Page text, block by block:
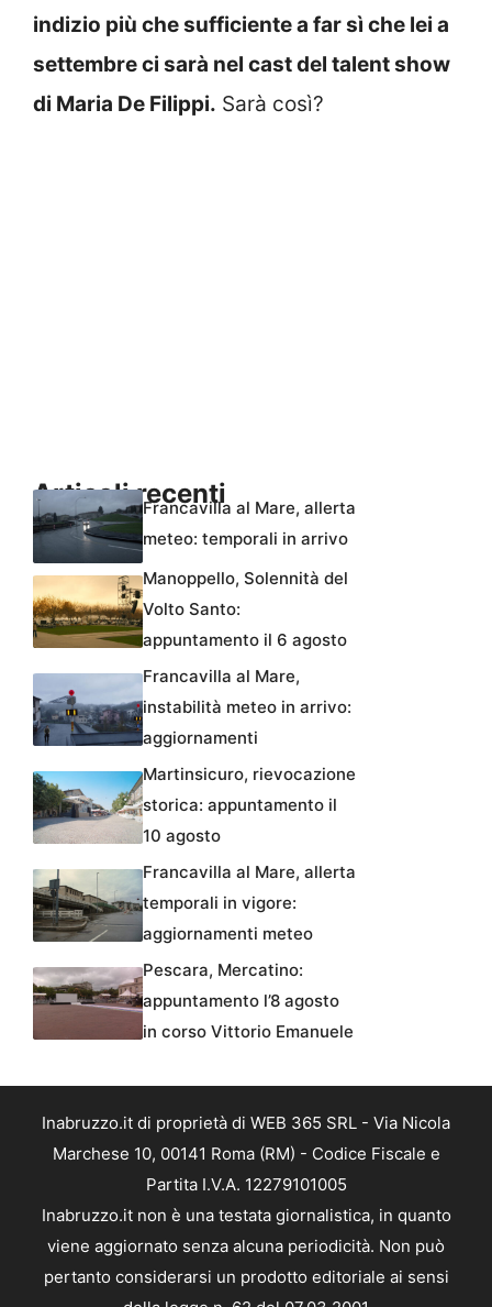
indizio più che sufficiente a far sì che lei a
settembre ci sarà nel cast del talent show
di Maria De Filippi. Sarà così?
Articoli recentiFrancavilla al Mare, allerta
meteo: temporali in arrivo
Manoppello, Solennità del
Volto Santo:
appuntamento il 6 agosto
Francavilla al Mare,
instabilità meteo in arrivo:
aggiornamenti
Martinsicuro, rievocazione
storica: appuntamento il
10 agosto
Francavilla al Mare, allerta
temporali in vigore:
aggiornamenti meteo
Pescara, Mercatino:
appuntamento l’8 agosto
in corso Vittorio Emanuele
Inabruzzo.it di proprietà di WEB 365 SRL - Via Nicola
Marchese 10, 00141 Roma (RM) - Codice Fiscale e
Partita I.V.A. 12279101005
Inabruzzo.it non è una testata giornalistica, in quanto
viene aggiornato senza alcuna periodicità. Non può
pertanto considerarsi un prodotto editoriale ai sensi